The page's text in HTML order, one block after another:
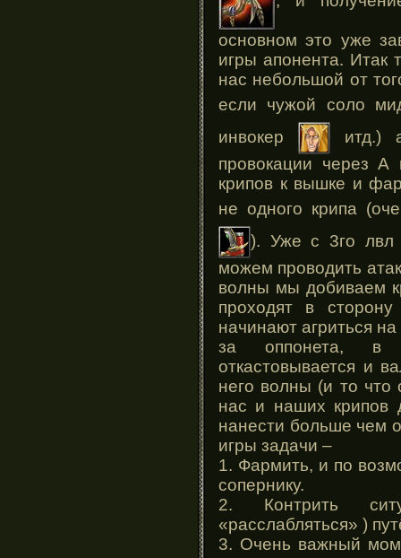
основном это уже
игры апонента. Итак
нас небольшой от
если чужой соло
инвокер
итд.)
провокации через
крипов к вышке и
не одного крипа
). Уже с 3го лвл
можем проводить
волны мы добиваем
проходят в
начинают агриться
за оппонета, в
откастовывается и
него волны (и то что
нас и наших
нанести больше чем
игры задачи –
1. Фармить, и по
сопернику.
2. Контрить
«расслабляться» )
3. Очень важный